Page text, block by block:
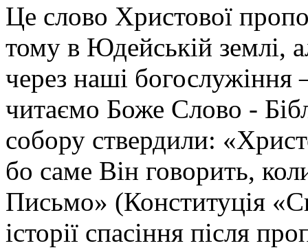
Це слово Христової
тому в Юдейській землі,
через наші богослужіння
читаємо Боже Слово -
собору ствердили:
бо саме Він говорить,
Письмо» (Конституція
історії спасіння після